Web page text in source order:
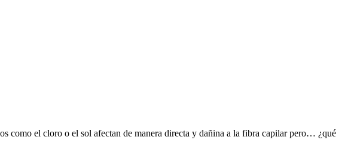
como el cloro o el sol afectan de manera directa y dañina a la fibra capilar pero… ¿qué